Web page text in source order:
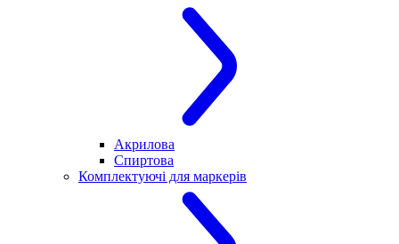
Акрилова
Спиртова
Комплектуючі для маркерів